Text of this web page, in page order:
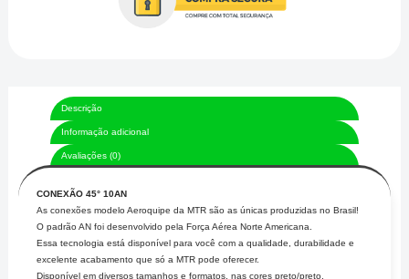
Descrição
Informação adicional
Avaliações (0)
CONEXÃO 45° 10AN
As conexões modelo Aeroquipe da MTR são as únicas produzidas no Brasil!
O padrão AN foi desenvolvido pela Força Aérea Norte Americana.
Essa tecnologia está disponível para você com a qualidade, durabilidade e
excelente acabamento que só a MTR pode oferecer.
Disponível em diversos tamanhos e formatos, nas cores preto/preto,